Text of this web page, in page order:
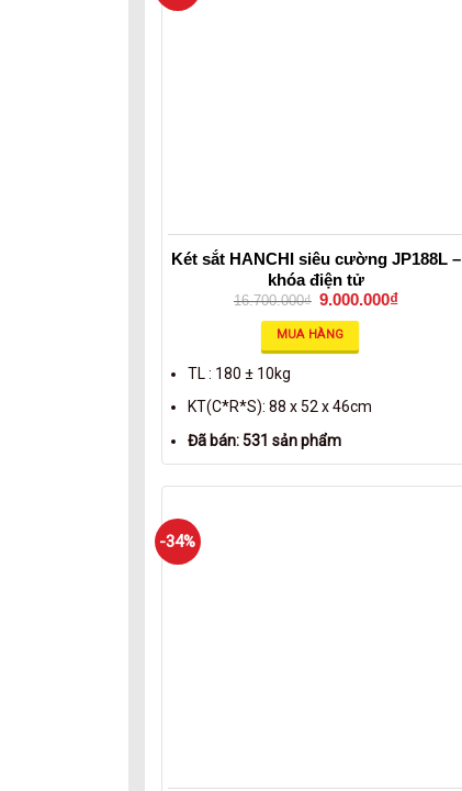
Két sắt HANCHI siêu cường JP188L –
khóa điện tử
16.700.000₫ 9.000.000₫
MUA HÀNG
TL : 180 ± 10kg
KT(C*R*S): 88 x 52 x 46cm
Đã bán: 531 sản phẩm
-34%